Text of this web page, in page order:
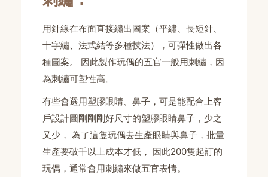
用針線在布面直接繡出圖案（平繡、長短針、
十字繡、法式結等多種技法），可彈性做出各
種圖案。 因此製作玩偶的五官一般用刺繡，因
為刺繡可塑性高。
有些會選用塑膠眼睛、鼻子，可是能配合上客
戶設計圖剛剛剛好尺寸的塑膠眼睛鼻子，少之
又少， 為了這隻玩偶去生產眼睛與鼻子，批量
生產要破千以上成本才低， 因此200隻起訂的
玩偶，通常會用刺繡來做五官表情。